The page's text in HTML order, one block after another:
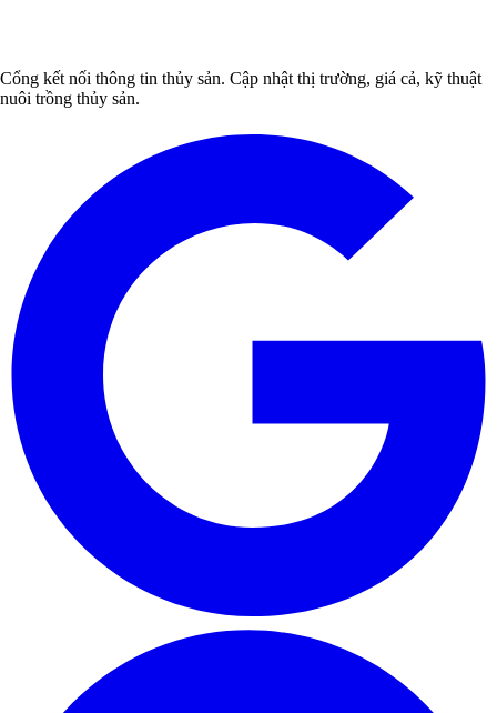
Cổng kết nối thông tin thủy sản. Cập nhật thị trường, giá cả, kỹ thuật
nuôi trồng thủy sản.